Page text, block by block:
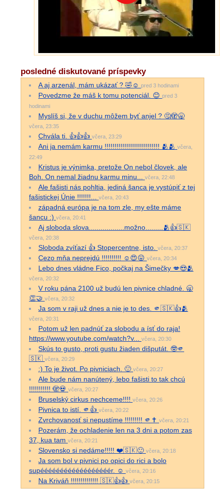
posledné diskutované príspevky
A aj arzenál, mám ukázať ? 🤣☺️ pred 3 hodinami
Povedzme že máš k tomu potenciál. 😊 pred 3
hodinami
Myslíš si, že v duchu môžem byť anjel ? 🤔🫣🥱
včera, 23:35
Chvála ti. 👍👍👍 včera, 23:29
Ani ja nemám karmu !!!!!!!!!!!!!!!!!!!!!!!!!!!! 🫂🫂 včera,
22:49
Kristus je výnimka, pretože On nebol človek, ale
Boh. On nemal žiadnu karmu minu...
včera, 22:48
Ale fašisti nás pohltia, jediná šanca je vystúpiť z tej
fašistickej Únie !!!!!!!...
včera, 20:43
západná európa je na tom zle, my ešte máme
šancu :) včera, 20:41
Aj sloboda slova..................možno.........🫂👍🇸🇰
včera, 20:38
Sloboda zvíťazí 👍 Stopercentne, isto. včera, 20:37
Cezo mňa neprejdú !!!!!!!!!! ☺️😍😛 včera, 20:34
Lebo dnes vládne Fico, počkaj na Šimečky 💋😍🫂
včera, 20:32
V roku pána 2100 už budú len pivnice chladné. 🥱
👏🤝 včera, 20:32
Ja som v raji už dnes a nie je to des. 🫵🇸🇰👍🫂
včera, 20:31
Potom už len padnúť za slobodu a ísť do raja!
https://www.youtube.com/watch?v...
včera, 20:30
Skús to gusto, proti gustu žiaden dišputát. 🤓🫵
🇸🇰 včera, 20:29
:) To je život. Po pivniciach. 🙂 včera, 20:27
Ale bude nám nanútený, lebo fašisti to tak chcú
!!!!!!!!!!! 🫣💀 včera, 20:27
Bruselský cirkus nechceme!!!! včera, 20:26
Pivnica to istí. 🫵👍 včera, 20:22
Zvrchovanosť si nepustíme !!!!!!!!! 🫵✝️ včera, 20:21
Pozerám, že ochladenie len na 3 dni a potom zas
37, kua tam včera, 20:21
Slovensko si nedáme!!!!! ❤️🇸🇰🙂 včera, 20:18
Ja som bol v pivnici po opici do rici a bolo
supéééééééééééééééééér. ☺️ včera, 20:16
Na Kriváň !!!!!!!!!!!!!! 🇸🇰👍👍 včera, 20:15